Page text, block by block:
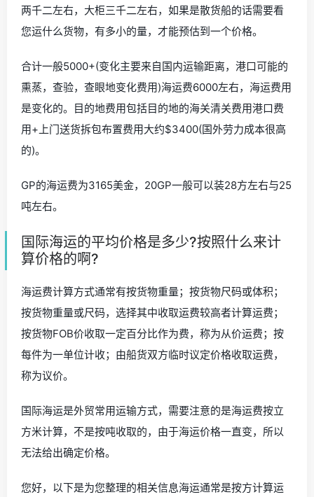
两千二左右，大柜三千二左右，如果是散货船的话需要看
您运什么货物，有多小的量，才能预估到一个价格。
合计一般5000+(变化主要来自国内运输距离，港口可能的
熏蒸，查验，查眼地变化费用)海运费6000左右，海运费用
是变化的。目的地费用包括目的地的海关清关费用港口费
用+上门送货拆包布置费用大约$3400(国外劳力成本很高
的)。
GP的海运费为3165美金，20GP一般可以装28方左右与25
吨左右。
国际海运的平均价格是多少?按照什么来计
算价格的啊?
海运费计算方式通常有按货物重量；按货物尺码或体积；
按货物重量或尺码，选择其中收取运费较高者计算运费；
按货物FOB价收取一定百分比作为费，称为从价运费；按
每件为一单位计收；由船货双方临时议定价格收取运费，
称为议价。
国际海运是外贸常用运输方式，需要注意的是海运费按立
方米计算，不是按吨收取的，由于海运价格一直变，所以
无法给出确定价格。
您好，以下是为您整理的相关信息海运通常是按方计算运